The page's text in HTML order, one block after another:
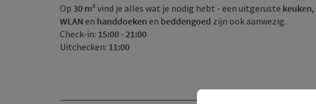
Op 30 m² vind je alles wat je nodig hebt - een uitgeruste keuken,
WLAN en handdoeken en beddengoed zijn ook aanwezig.
Check-in: 15:00 - 21:00
Uitchecken: 11:00